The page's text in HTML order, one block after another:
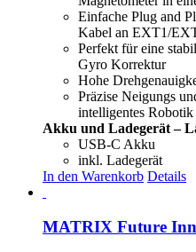
Einfache Plug and
Kabel an EXT1/
Perfekt für eine
Gyro Korrektur
Hohe
Präzise Neigungs
intelligentes Robotik
Akku und Ladegerät –
USB-C Akku
inkl. Ladegerät
In den Warenkorb Details
MATRIX Future